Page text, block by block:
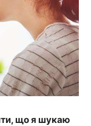
що я шукаю